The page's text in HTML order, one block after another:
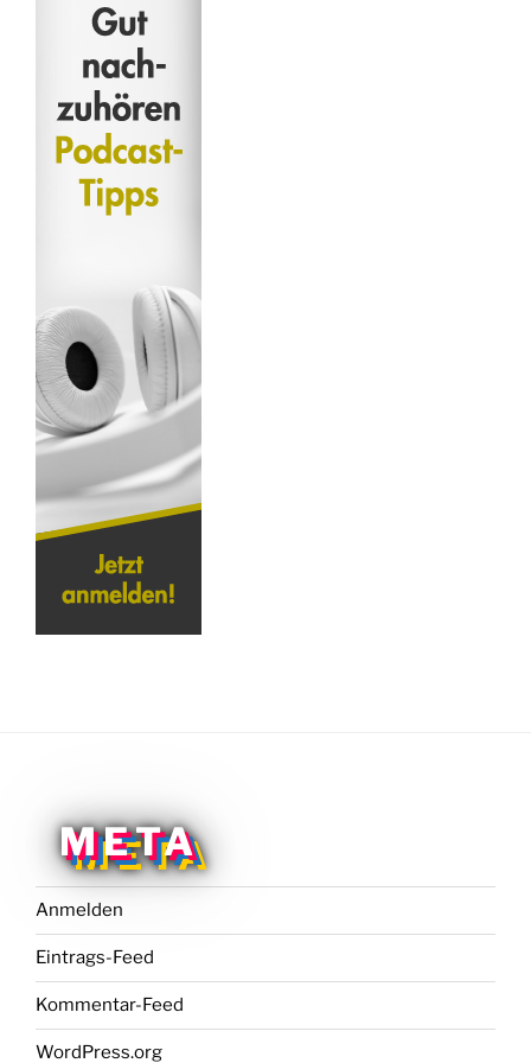
META
Anmelden
Eintrags-Feed
Kommentar-Feed
WordPress.org